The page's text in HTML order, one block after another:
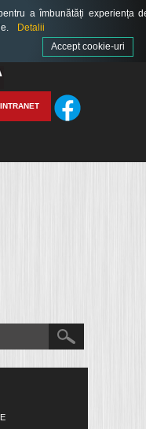
INTRANET
a îmbunătăți experiența
Detalii
Accept cookie-uri